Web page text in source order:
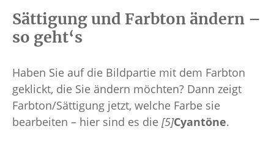
Sättigung und Farbton ändern –
so geht‘s
Haben Sie auf die Bildpartie mit dem Farbton
geklickt, die Sie ändern möchten? Dann zeigt
Farbton/Sättigung jetzt, welche Farbe sie
bearbeiten – hier sind es die [5]Cyantöne.